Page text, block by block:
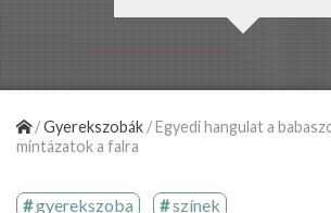
/Gyerekszobák /Egyedi hangulat a
mintázatok a falra
gyerekszoba színek